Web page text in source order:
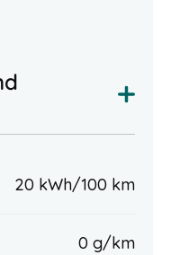
20 kWh/100 km
0 g/km